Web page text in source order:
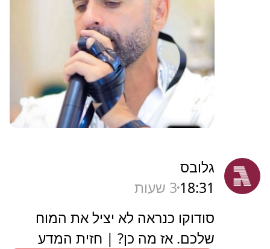
גלובס
18:31 3 שעות
סודוקו כנראה לא יציל את המוח
שלכם. אז מה כן? | חזית המדע